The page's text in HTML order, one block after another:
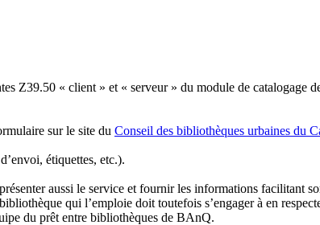
Z39.50 « client » et « serveur » du module de catalogage
sur le site du Conseil des bibliothèques urbaines du
étiquettes, etc.).
aussi le service et fournir les informations facilitant
qui l’emploie doit toutefois s’engager à en
du prêt entre bibliothèques de BAnQ.